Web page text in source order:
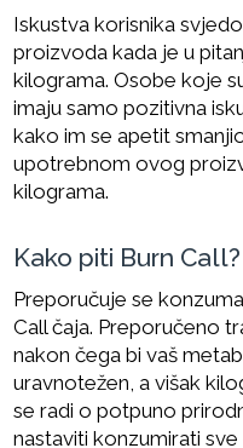
Iskustva korisnika
proizvoda kada je u
kilograma. Osobe koje
imaju samo pozitivna
kako im se apetit
upotrebnom ovog
kilograma.
Kako piti Burn Call?
Preporučuje se
Call čaja. Preporučeno
nakon čega bi vaš
uravnotežen, a višak
se radi o potpuno
nastaviti konzumirati